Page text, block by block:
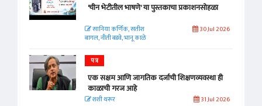
'चीन भेटीतील भाषणे' या पुस्तकाचा प्रकाशनसोहळा
सानिया कर्णिक, सतीश
बागल, नीती बडवे, भानू काळे
30 Jul 2026
पत्र
एक सक्षम आणि जागतिक दर्जाची शिक्षणव्यवस्था ही
काळाची गरज आहे
शशी थरूर 31 Jul 2026